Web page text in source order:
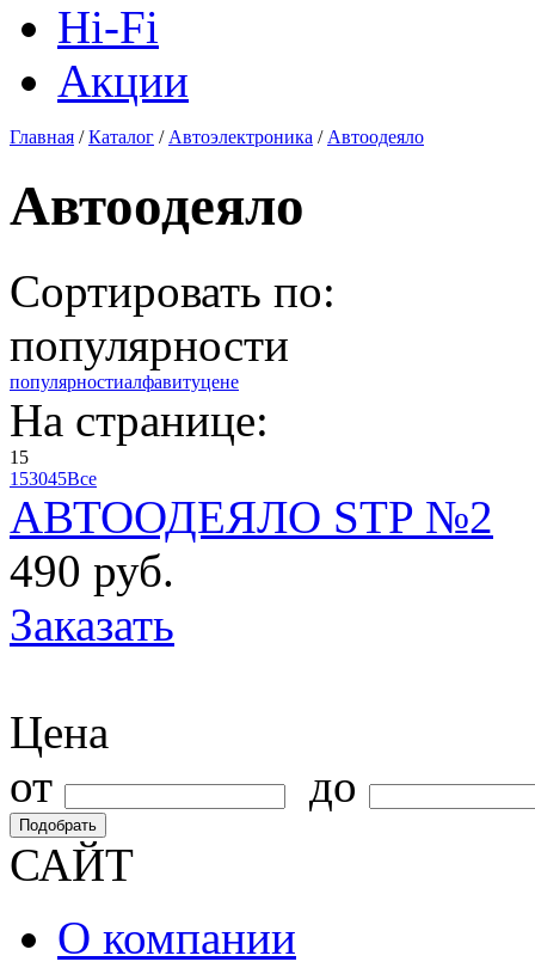
Hi-Fi
Акции
Главная /Каталог / Автоэлектроника / Автоодеяло
Автоодеяло
Сортировать по:
популярности
популярностиалфавитуцене
На странице:
15
153045Все
АВТООДЕЯЛО STP №2
490 руб.
Заказать
Цена
от
до
Подобрать
САЙТ
О компании